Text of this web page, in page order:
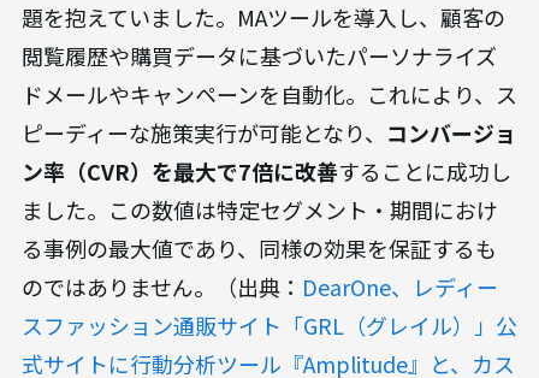
題を抱えていました。MAツールを導入し、顧客の
閲覧履歴や購買データに基づいたパーソナライズ
ドメールやキャンペーンを自動化。これにより、ス
ピーディーな施策実行が可能となり、 コンバージョ
ン率（CVR）を最大で7倍に改善することに成功し
ました。この数値は特定セグメント・期間におけ
る事例の最大値であり、同様の効果を保証するも
のではありません。（出典： DearOne、レディー
スファッション通販サイト「GRL（グレイル）」公
式サイトに行動分析ツール『Amplitude』と、カス